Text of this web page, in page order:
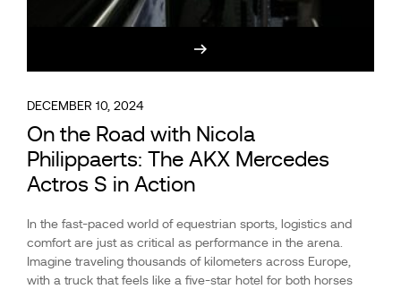
DECEMBER 10, 2024
On the Road with Nicola
Philippaerts: The AKX Mercedes
Actros S in Action
In the fast-paced world of equestrian sports, logistics and
comfort are just as critical as performance in the arena.
Imagine traveling thousands of kilometers across Europe,
with a truck that feels like a five-star hotel for both horses